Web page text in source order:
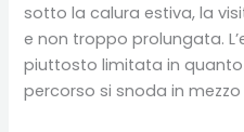
sotto la calura estiva, la
e non troppo prolungata.
piuttosto limitata in
percorso si snoda in